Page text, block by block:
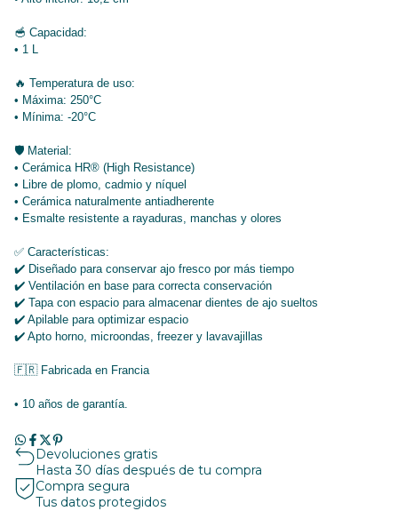
🥣 Capacidad:
• 1 L
🔥 Temperatura de uso:
• Máxima: 250°C
• Mínima: -20°C
🛡️ Material:
• Cerámica HR® (High Resistance)
• Libre de plomo, cadmio y níquel
• Cerámica naturalmente antiadherente
• Esmalte resistente a rayaduras, manchas y olores
✅ Características:
✔️ Diseñado para conservar ajo fresco por más tiempo
✔️ Ventilación en base para correcta conservación
✔️ Tapa con espacio para almacenar dientes de ajo sueltos
✔️ Apilable para optimizar espacio
✔️ Apto horno, microondas, freezer y lavavajillas
🇫🇷 Fabricada en Francia
• 10 años de garantía.
Devoluciones gratis
Hasta 30 días después de tu compra
Compra segura
Tus datos protegidos